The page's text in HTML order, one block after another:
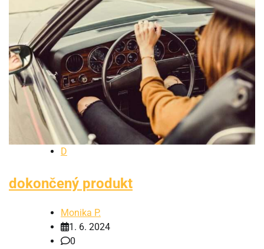
D
dokončený produkt
Monika P.
1. 6. 2024
0